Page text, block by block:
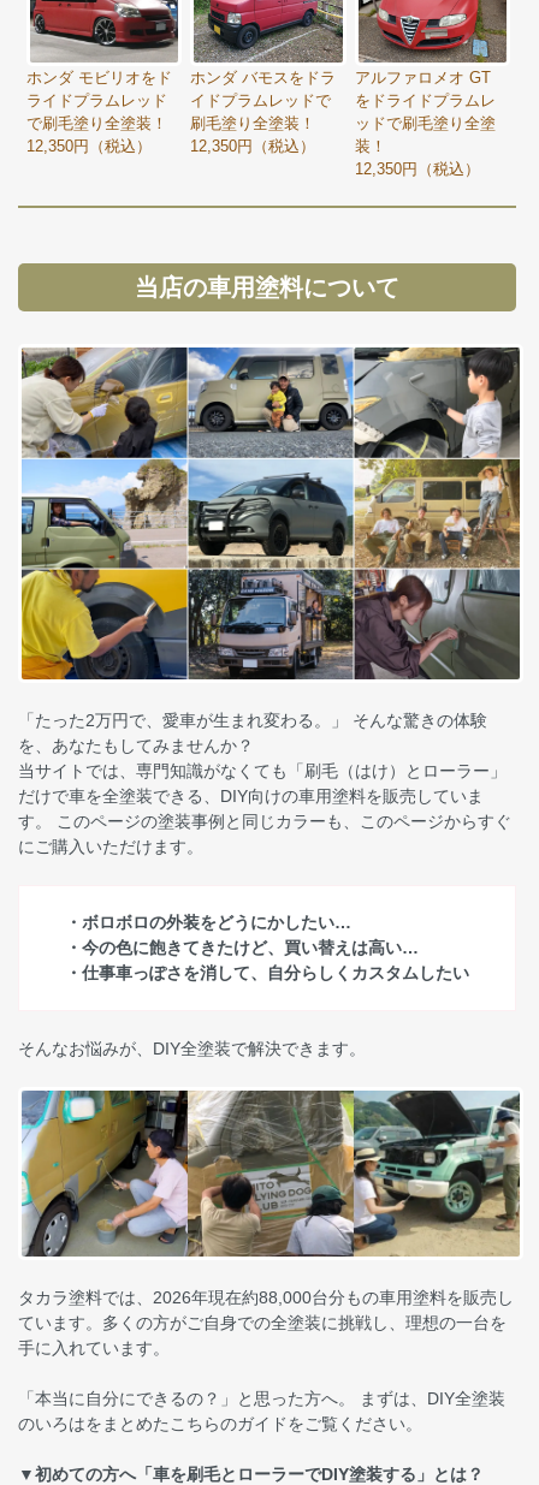
ホンダ モビリオをド
ライドプラムレッド
で刷毛塗り全塗装！
12,350円（税込）
ホンダ バモスをドラ
イドプラムレッドで
刷毛塗り全塗装！
12,350円（税込）
アルファロメオ GT
をドライドプラムレ
ッドで刷毛塗り全塗
装！
12,350円（税込）
当店の車用塗料について
「たった2万円で、愛車が生まれ変わる。」 そんな驚きの体験
を、あなたもしてみませんか？
当サイトでは、専門知識がなくても「刷毛（はけ）とローラー」
だけで車を全塗装できる、DIY向けの車用塗料を販売していま
す。 このページの塗装事例と同じカラーも、このページからすぐ
にご購入いただけます。
・ボロボロの外装をどうにかしたい…
・今の色に飽きてきたけど、買い替えは高い…
・仕事車っぽさを消して、自分らしくカスタムしたい
そんなお悩みが、DIY全塗装で解決できます。
タカラ塗料では、2026年現在約88,000台分もの車用塗料を販売し
ています。多くの方がご自身での全塗装に挑戦し、理想の一台を
手に入れています。
「本当に自分にできるの？」と思った方へ。 まずは、DIY全塗装
のいろはをまとめたこちらのガイドをご覧ください。
▼初めての方へ「車を刷毛とローラーでDIY塗装する」とは？